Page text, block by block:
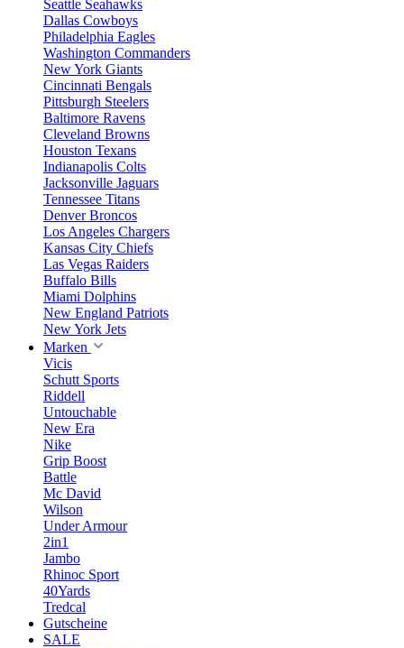
Seattle Seahawks
Dallas Cowboys
Philadelphia Eagles
Washington Commanders
New York Giants
Cincinnati Bengals
Pittsburgh Steelers
Baltimore Ravens
Cleveland Browns
Houston Texans
Indianapolis Colts
Jacksonville Jaguars
Tennessee Titans
Denver Broncos
Los Angeles Chargers
Kansas City Chiefs
Las Vegas Raiders
Buffalo Bills
Miami Dolphins
New England Patriots
New York Jets
Marken
Vicis
Schutt Sports
Riddell
Untouchable
New Era
Nike
Grip Boost
Battle
Mc David
Wilson
Under Armour
2in1
Jambo
Rhinoc Sport
40Yards
Tredcal
Gutscheine
SALE